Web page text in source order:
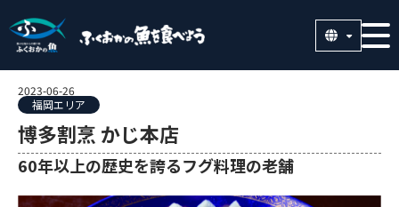
2023-06-26
福岡エリア
博多割烹 かじ本店
60年以上の歴史を誇るフグ料理の老舗